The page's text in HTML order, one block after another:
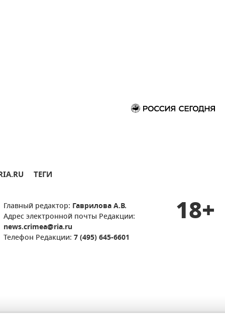
ТЕГИ
Главный редактор: Гаврилова А.В.
Адрес электронной почты Редакции:
news.crimea@ria.ru
Телефон Редакции: 7 (495) 645-6601
18+